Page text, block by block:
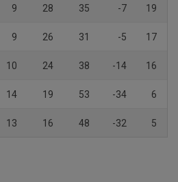
9 28 35 -7 19
9 26 31 -5 17
10 24 38 -14 16
14 19 53 -34 6
13 16 48 -32 5